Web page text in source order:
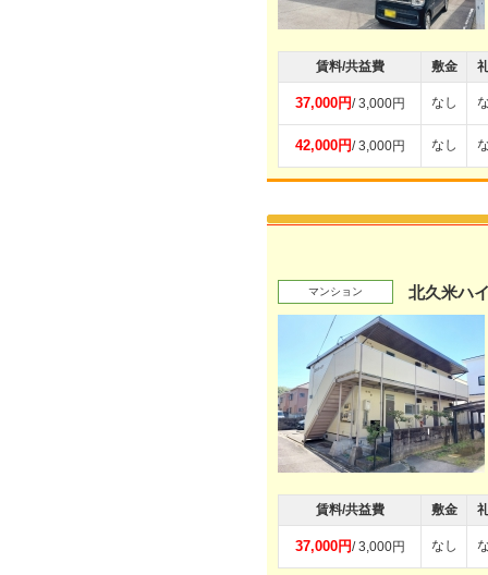
賃料/共益費 敷金
37,000円/ 3,000円 なし
42,000円/ 3,000円 なし
マンション 北久米ハ
賃料/共益費 敷金
37,000円/ 3,000円 なし